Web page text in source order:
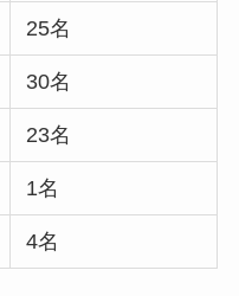
25名
30名
23名
1名
4名